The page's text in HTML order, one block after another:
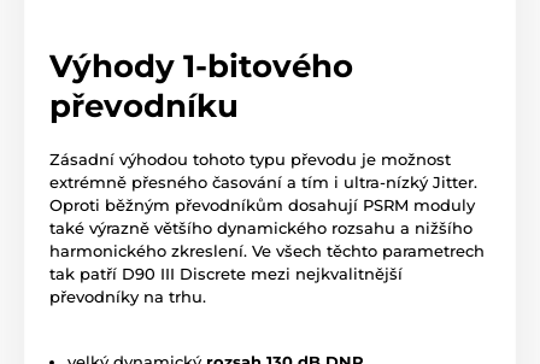
Výhody 1-bitového
převodníku
Zásadní výhodou tohoto typu převodu je možnost
extrémně přesného časování a tím i ultra-nízký Jitter.
Oproti běžným převodníkům dosahují PSRM moduly
také výrazně většího dynamického rozsahu a nižšího
harmonického zkreslení. Ve všech těchto parametrech
tak patří D90 III Discrete mezi nejkvalitnější
převodníky na trhu.